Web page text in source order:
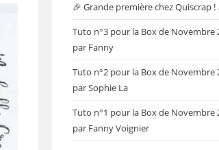
🎉 Grande première chez Quiscrap !
Tuto n°3 pour la Box de Novembre
par Fanny
Tuto n°2 pour la Box de Novembre
par Sophie La
Tuto n°1 pour la Box de Novembre
par Fanny Voignier